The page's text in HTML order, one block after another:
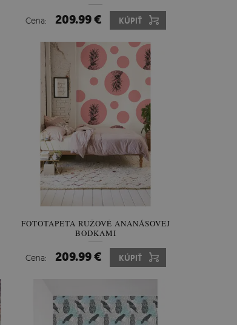
Cena: 209.99 € KÚPIŤ
FOTOTAPETA RUŽOVÉ ANANÁSOVEJ
BODKAMI
Cena: 209.99 € KÚPIŤ